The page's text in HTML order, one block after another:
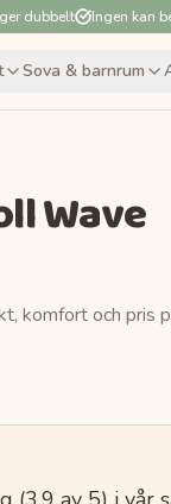
dubbelt Ingen kan
Sova & barnrum
Wave
komfort och pris